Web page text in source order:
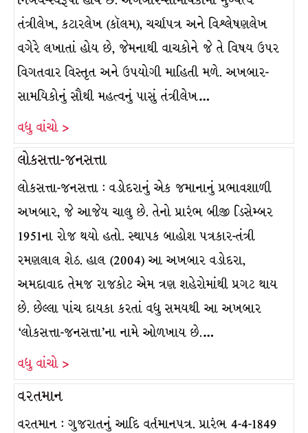
તંત્રીલેખ, કટારલેખ (કૉલમ), ચર્ચાપત્ર અને વિશ્ર્લેષણલેખ
વગેરે લખાતાં હોય છે, જેમનાથી વાચકોને જે તે વિષય ઉપર
વિગતવાર વિસ્તૃત અને ઉપયોગી માહિતી મળે. અખબાર-
સામયિકોનું સૌથી મહત્વનું પાસું તંત્રીલેખ…
વધુ વાંચો >
લોકસત્તા-જનસત્તા
લોકસત્તા-જનસત્તા : વડોદરાનું એક જમાનાનું પ્રભાવશાળી
અખબાર, જે આજેય ચાલુ છે. તેનો પ્રારંભ બીજી ડિસેમ્બર
1951ના રોજ થયો હતો. સ્થાપક બાહોશ પત્રકાર-તંત્રી
રમણલાલ શેઠ. હાલ (2004) આ અખબાર વડોદરા,
અમદાવાદ તેમજ રાજકોટ એમ ત્રણ શહેરોમાંથી પ્રગટ થાય
છે. છેલ્લા પાંચ દાયકા કરતાં વધુ સમયથી આ અખબાર
‘લોકસત્તા-જનસત્તા’ના નામે ઓળખાય છે.…
વધુ વાંચો >
વરતમાન
વરતમાન : ગુજરાતનું આદિ વર્તમાનપત્ર. પ્રારંભ 4-4-1849